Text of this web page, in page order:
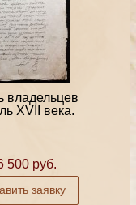
владельцев
XVII века.
500 руб.
заявку